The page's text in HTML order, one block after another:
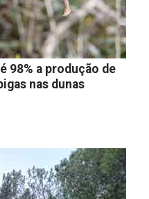
98% a produção de
nas dunas